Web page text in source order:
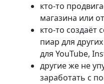
кто-то
магазина или
кто-то создаёт
пиар для
для YouTube,
другие же не
заработать с